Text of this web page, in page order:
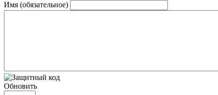
Имя (обязательное)
Обновить